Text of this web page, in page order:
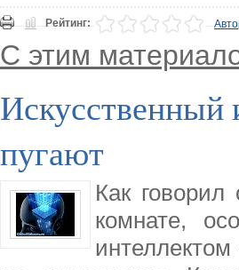
Рейтинг:
С этим
Искусственный
пугают
Как
комнате,